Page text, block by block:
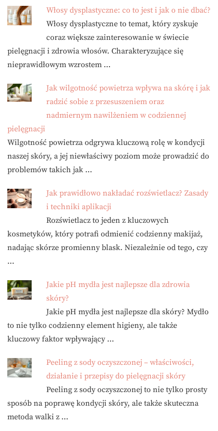
Włosy dysplastyczne: co to jest i jak o nie dbać?
Włosy dysplastyczne to temat, który zyskuje
coraz większe zainteresowanie w świecie
pielęgnacji i zdrowia włosów. Charakteryzujące się
nieprawidłowym wzrostem …
Jak wilgotność powietrza wpływa na skórę i jak
radzić sobie z przesuszeniem oraz
nadmiernym nawilżeniem w codziennej
pielęgnacji
Wilgotność powietrza odgrywa kluczową rolę w kondycji
naszej skóry, a jej niewłaściwy poziom może prowadzić do
problemów takich jak …
Jak prawidłowo nakładać rozświetlacz? Zasady
i techniki aplikacji
Rozświetlacz to jeden z kluczowych
kosmetyków, który potrafi odmienić codzienny makijaż,
nadając skórze promienny blask. Niezależnie od tego, czy
…
Jakie pH mydła jest najlepsze dla zdrowia
skóry?
Jakie pH mydła jest najlepsze dla skóry? Mydło
to nie tylko codzienny element higieny, ale także
kluczowy faktor wpływający …
Peeling z sody oczyszczonej – właściwości,
działanie i przepisy do pielęgnacji skóry
Peeling z sody oczyszczonej to nie tylko prosty
sposób na poprawę kondycji skóry, ale także skuteczna
metoda walki z …